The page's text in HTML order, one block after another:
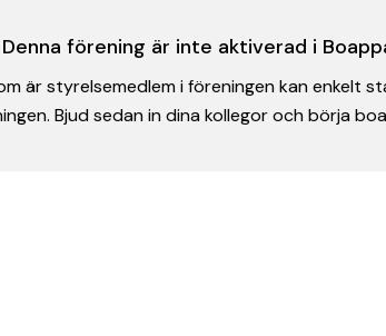
Denna förening är inte aktiverad i
är styrelsemedlem i föreningen kan enkelt
Bjud sedan in dina kollegor och börja